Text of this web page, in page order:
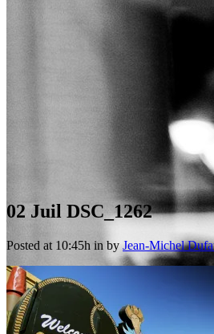
02 Juil DSC_1262
Posted at 10:45h in by Jean-Michel